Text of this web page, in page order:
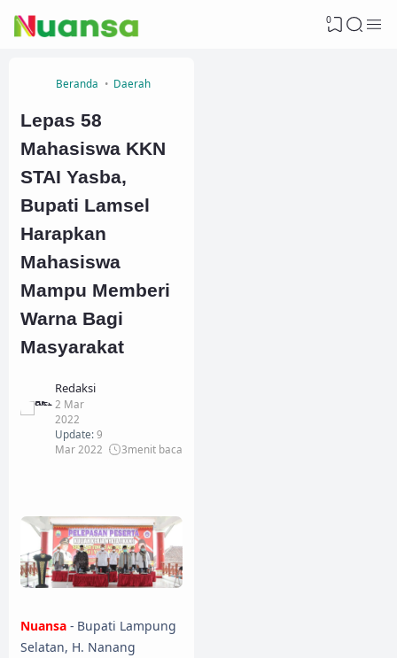
0
Beranda Daerah
Lepas 58
Mahasiswa KKN
STAI Yasba,
Bupati Lamsel
Harapkan
Mahasiswa
Mampu Memberi
Warna Bagi
Masyarakat
Redaksi
2 Mar
2022
Update:9
Mar 2022
3menit baca
Nuansa - Bupati Lampung
Selatan, H. Nanang